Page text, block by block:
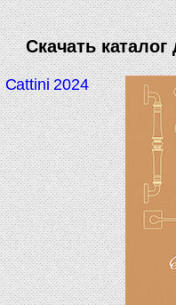
Скачать каталог
Cattini 2024